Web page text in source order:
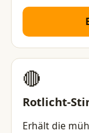
🔴
Rotlicht-
Erhält die